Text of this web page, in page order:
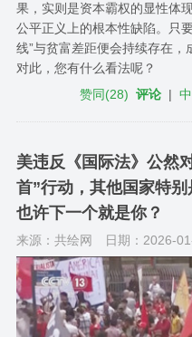
果，实则是资本霸权的显性体
公平正义上的根本性缺陷。只
线”与贫富差距便会持续存在，
对此，您有什么看法呢？
赞同(28) 评论 |
美违反《国际法》公然
首”行动，其他国家特别
也许下一个就是你？
来源：共绘网 日期：2026-